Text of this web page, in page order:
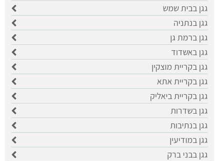
גגן בבית שמש
גגן בנתניה
גגן ברמת גן
גגן באשדוד
גגן בקריית מוצקין
גגן בקריית אתא
גגן בקריית ביאליק
גגן בשדרות
גגן בנתיבות
גגן במודיעין
גגן בבני ברק